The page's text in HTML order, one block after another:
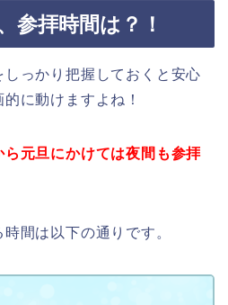
参拝時間は？！
っかり把握しておくと安心
に動けますよね！
元旦にかけては夜間も参拝
間は以下の通りです。